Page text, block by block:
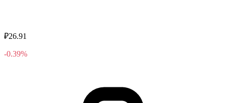
₽26.91
-0.39%